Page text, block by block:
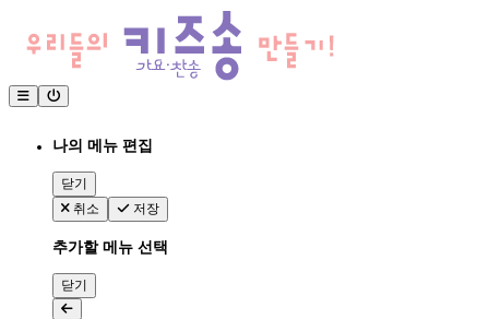
나의 메뉴 편집
닫기
취소
저장
추가할 메뉴 선택
닫기